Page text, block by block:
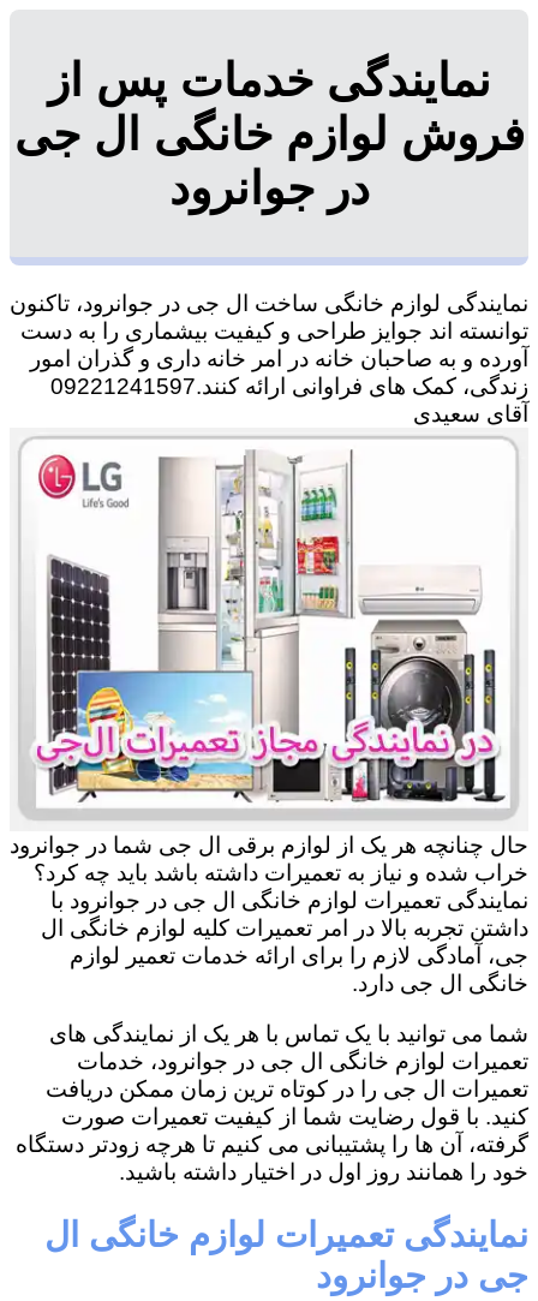
نمایندگی خدمات پس از
فروش لوازم خانگی ال جی
در جوانرود
نمایندگی لوازم خانگی ساخت ال جی در جوانرود، تاکنون
توانسته اند جوایز طراحی و کیفیت بیشماری را به دست
آورده و به صاحبان خانه در امر خانه داری و گذران امور
زندگی، کمک های فراوانی ارائه کنند.09221241597
آقای سعیدی
حال چنانچه هر یک از لوازم برقی ال جی شما در جوانرود
خراب شده و نیاز به تعمیرات داشته باشد باید چه کرد؟
نمایندگی تعمیرات لوازم خانگی ال جی در جوانرود با
داشتن تجربه بالا در امر تعمیرات کلیه لوازم خانگی ال
جی، آمادگی لازم را برای ارائه خدمات تعمیر لوازم
خانگی ال جی دارد.
شما می توانید با یک تماس با هر یک از نمایندگی های
تعمیرات لوازم خانگی ال جی در جوانرود، خدمات
تعمیرات ال جی را در کوتاه ترین زمان ممکن دریافت
کنید. با قول رضایت شما از کیفیت تعمیرات صورت
گرفته، آن ها را پشتیبانی می کنیم تا هرچه زودتر دستگاه
خود را همانند روز اول در اختیار داشته باشید.
نمایندگی تعمیرات لوازم خانگی ال
جی در جوانرود